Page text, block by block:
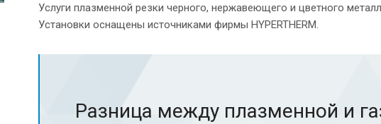
Услуги плазменной резки черного, нержавеющего и цветного
Установки оснащены источниками фирмы HYPERTHERM.
Разница между плазменной и